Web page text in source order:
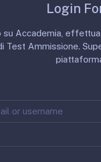
Login
su Accademia,
Test Ammissione.